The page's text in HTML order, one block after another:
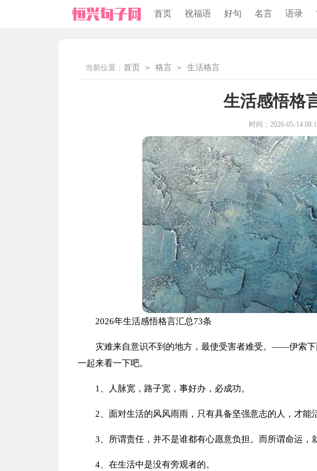
首页 祝福语 好句 名言 语录
当前位置： 首页 > 格言 > 生活格言
生活感悟格
时间：2026-05-14
2026年生活感悟格言汇总73条
灾难来自意识不到的地方，最使受害者难受。——伊索
一起来看一下吧。
1、人脉宽，路子宽，事好办，必成功。
2、面对生活的风风雨雨，只有具备坚强意志的人，才能
3、所谓责任，并不是谁都有心愿意负担。而所谓命运，
4、在生活中是没有旁观者的。